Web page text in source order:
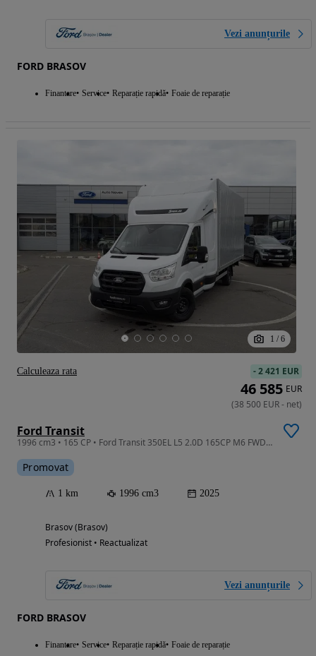
Vezi anunțurile
FORD BRASOV
Finantare Service Reparație rapidă Foaie de reparație
1 / 6
Ford Transit
1996 cm3 • 165 CP • Ford Transit 350EL L5 2.0D 165CP M6 FWD - Prelată
Promovat
1 km 1996 cm3 2025
Brasov (Brasov)
Profesionist • Reactualizat
Vezi anunțurile
FORD BRASOV
Finantare Service Reparație rapidă Foaie de reparație
-2 421 EUR
46 585 EUR
(38 500 EUR- net)
Calculeaza rata